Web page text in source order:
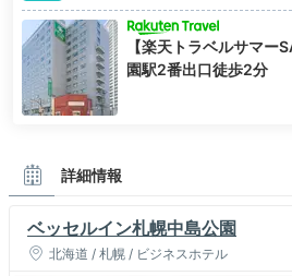
【楽天トラベルサマ
園駅2番出口徒歩2分
詳細情報
ベッセルイン札幌中島公園
北海道 / 札幌 / ビジネスホテル